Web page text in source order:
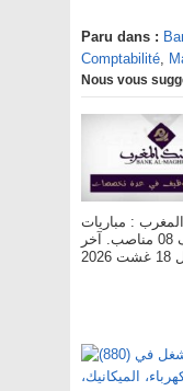
Paru dans :
Comptabilité,
Nous vous
: مباريات
لتوظيف 08 مناصب. آخر